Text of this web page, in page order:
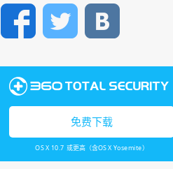
FacebookTwitter
免费下载
OS X 10.7 或更高（含OS X Yosemite）